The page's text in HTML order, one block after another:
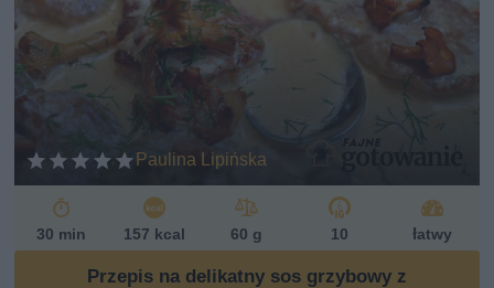
Paulina Lipińska
30 min 157 kcal 60 g 10 łatwy
Przepis na delikatny sos grzybowy z